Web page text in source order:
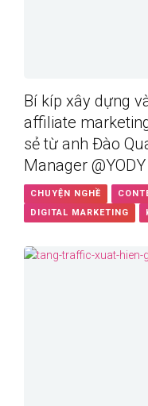
Bí kíp xây dựng
affiliate
sẻ từ anh Đào
Manager @YODY
CHUYỆN NGHỀ
DIGITAL MARKETING